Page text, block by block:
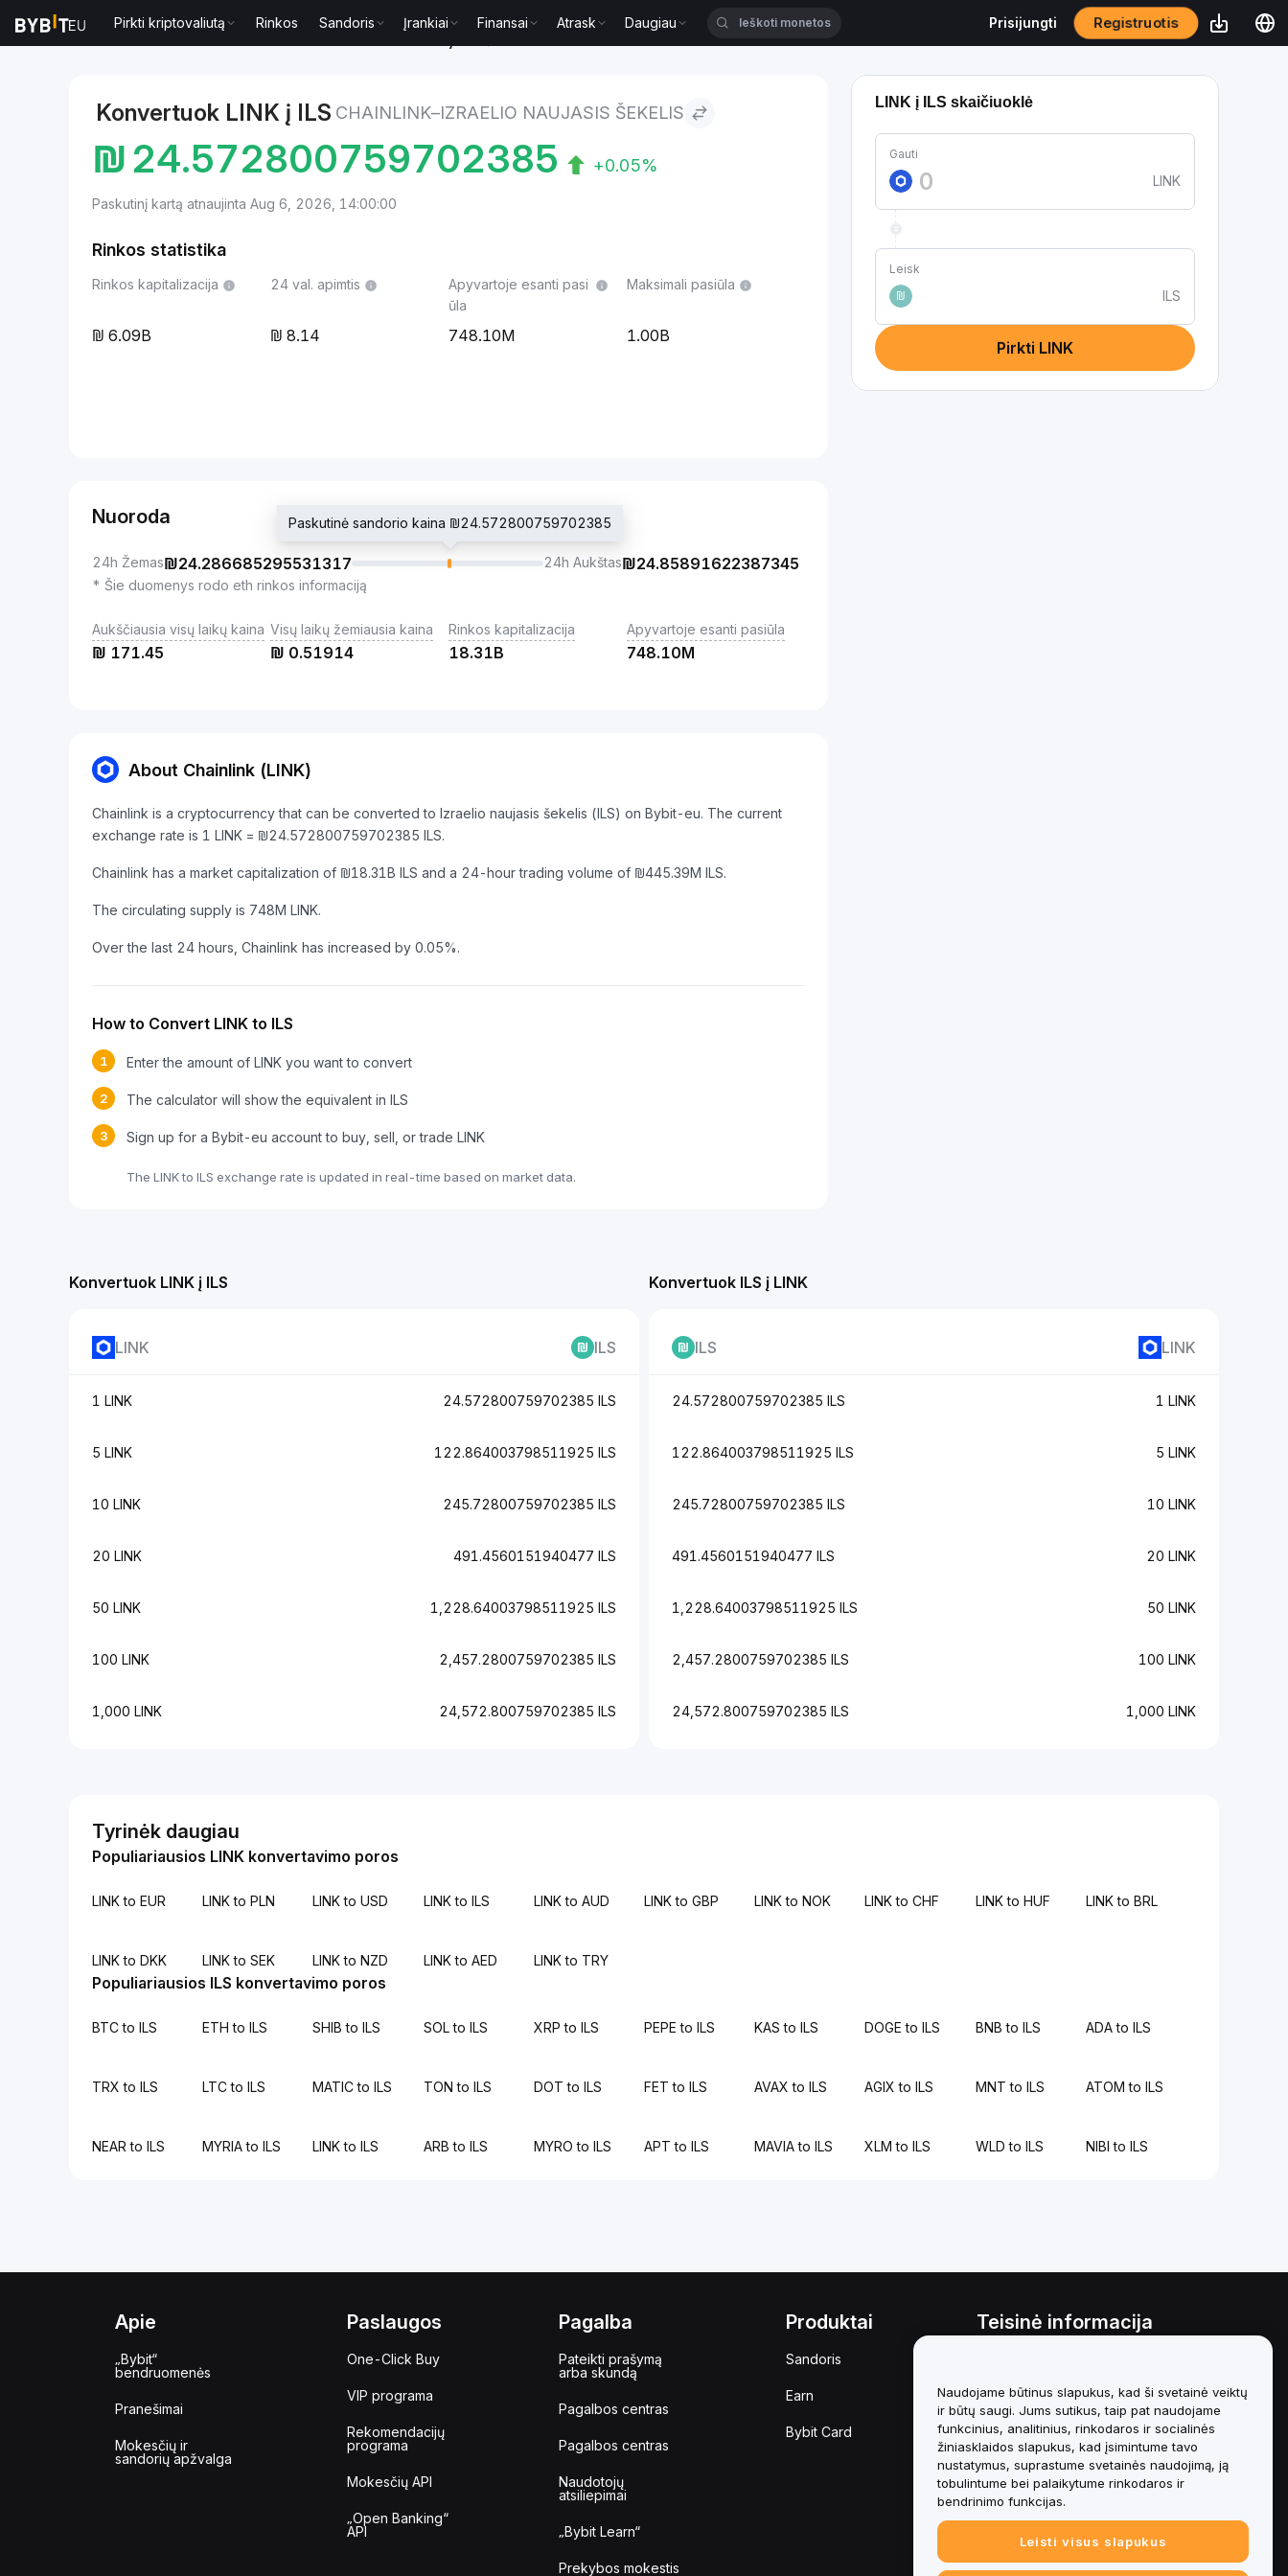
Pirkti kriptovaliutą Rinkos Sandoris Įrankiai Finansai Atrask Daugiau Prisijungti Registruotis
Konvertuok LINK į ILS CHAINLINK–IZRAELIO NAUJASIS ŠEKELIS
₪ 24.572800759702385 +0.05%
Paskutinį kartą atnaujinta Aug 6, 2026, 14:00:00
Rinkos statistika
Rinkos kapitalizacija
6.09B
24 val. apimtis
8.14
Apyvartoje esanti pasi
ūla
748.10M
Maksimali pasiūla
1.00B
Nuoroda
24h Žemas₪24.286685295531317
Paskutinė sandorio kaina ₪24.572800759702385
24h Aukštas₪24.85891622387345
* Šie duomenys rodo eth rinkos informaciją
Aukščiausia visų laikų kaina
₪ 171.45
Visų laikų žemiausia kaina
₪ 0.51914
Rinkos kapitalizacija
18.31B
Apyvartoje esanti pasiūla
748.10M
About Chainlink (LINK)
Chainlink is a cryptocurrency that can be converted to Izraelio naujasis šekelis (ILS) on Bybit-eu. The current
exchange rate is 1 LINK = ₪24.572800759702385 ILS.
Chainlink has a market capitalization of ₪18.31B ILS and a 24-hour trading volume of ₪445.39M ILS.
The circulating supply is 748M LINK.
Over the last 24 hours, Chainlink has increased by 0.05%.
How to Convert LINK to ILS
1 Enter the amount of LINK you want to convert
2 The calculator will show the equivalent in ILS
3 Sign up for a Bybit-eu account to buy, sell, or trade LINK
The LINK to ILS exchange rate is updated in real-time based on market data.
LINK į ILS skaičiuoklė
Gauti
LINK
Leisk
₪
ILS
Pirkti LINK
Konvertuok LINK į ILS
LINK ILS
1 LINK 24.572800759702385 ILS
5 LINK 122.864003798511925 ILS
10 LINK 245.72800759702385 ILS
20 LINK 491.4560151940477 ILS
50 LINK 1,228.64003798511925 ILS
100 LINK 2,457.2800759702385 ILS
1,000 LINK 24,572.800759702385 ILS
Konvertuok ILS į LINK
ILS LINK
24.572800759702385 ILS 1 LINK
122.864003798511925 ILS 5 LINK
245.72800759702385 ILS 10 LINK
491.4560151940477 ILS 20 LINK
1,228.64003798511925 ILS 50 LINK
2,457.2800759702385 ILS 100 LINK
24,572.800759702385 ILS 1,000 LINK
Tyrinėk daugiau
Populiariausios LINK konvertavimo poros
LINK to EUR LINK to PLN LINK to USD LINK to ILS LINK to AUD LINK to GBP LINK to NOK LINK to CHF LINK to HUF LINK to BRL
LINK to DKK LINK to SEK LINK to NZD LINK to AED LINK to TRY
Populiariausios ILS konvertavimo poros
BTC to ILS ETH to ILS SHIB to ILS SOL to ILS XRP to ILS PEPE to ILS KAS to ILS DOGE to ILS BNB to ILS ADA to ILS
TRX to ILS LTC to ILS MATIC to ILS TON to ILS DOT to ILS FET to ILS AVAX to ILS AGIX to ILS MNT to ILS ATOM to ILS
NEAR to ILS MYRIA to ILS LINK to ILS ARB to ILS MYRO to ILS APT to ILS MAVIA to ILS XLM to ILS WLD to ILS NIBI to ILS
Apie
„Bybit“
bendruomenės
Pranešimai
Mokesčių ir
sandorių apžvalga
Paslaugos
One-Click Buy
VIP programa
Rekomendacijų
programa
Mokesčių API
„Open Banking“
API
Pagalba
Pateikti prašymą
arba skundą
Pagalbos centras
Pagalbos centras
Naudotojų
atsiliepimai
„Bybit Learn“
Prekybos mokestis
Produktai
Sandoris
Earn
Bybit Card
Teisinė informacija
Saugojimo ir administravimo
politikos santrauka
ESG informacija
Crypto-Asset White Papers
Naudojame būtinus slapukus, kad ši svetainė veiktų
ir būtų saugi. Jums sutikus, taip pat naudojame
funkcinius, analitinius, rinkodaros ir socialinės
žiniasklaidos slapukus, kad įsimintume tavo
nustatymus, suprastume svetainės naudojimą, ją
tobulintume bei palaikytume rinkodaros ir
bendrinimo funkcijas.
Leisti visus slapukus